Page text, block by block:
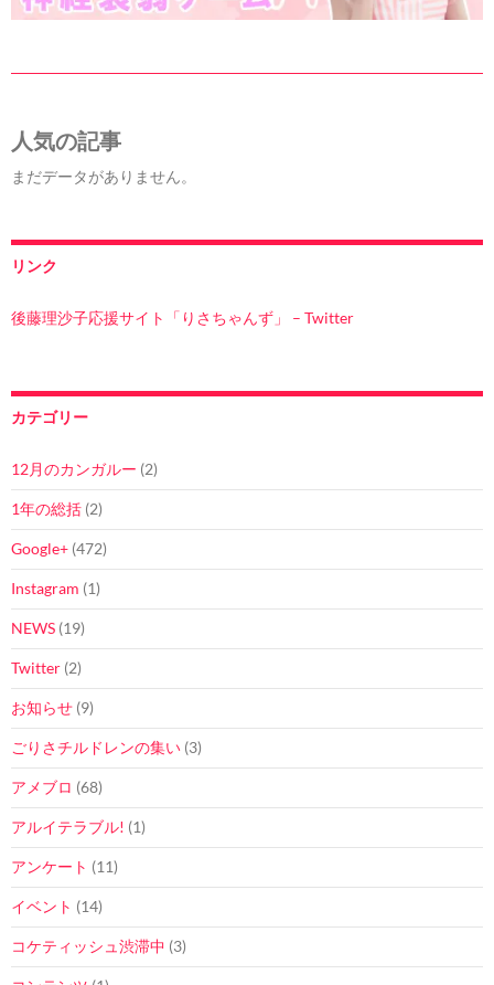
人気の記事
まだデータがありません。
リンク
後藤理沙子応援サイト「りさちゃんず」 – Twitter
カテゴリー
12月のカンガルー (2)
1年の総括 (2)
Google+ (472)
Instagram (1)
NEWS (19)
Twitter (2)
お知らせ (9)
ごりさチルドレンの集い (3)
アメブロ (68)
アルイテラブル! (1)
アンケート (11)
イベント (14)
コケティッシュ渋滞中 (3)